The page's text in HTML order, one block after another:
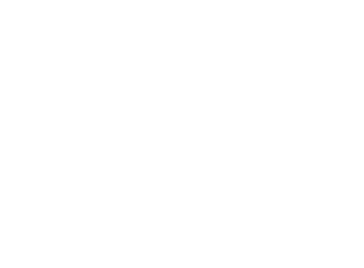
了承ください。
き作成されるも
をご了承くださ
御機器販売店・
です。
ありません。
です。
ず変更すること
1000ppm以下、
下、フタル酸ジブチ
) : 1000ppm、
要な手段を講じ
これらの製造装
通知します。